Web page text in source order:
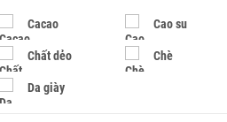
Cacao Cao su
Chất dẻo Chè
Da giày